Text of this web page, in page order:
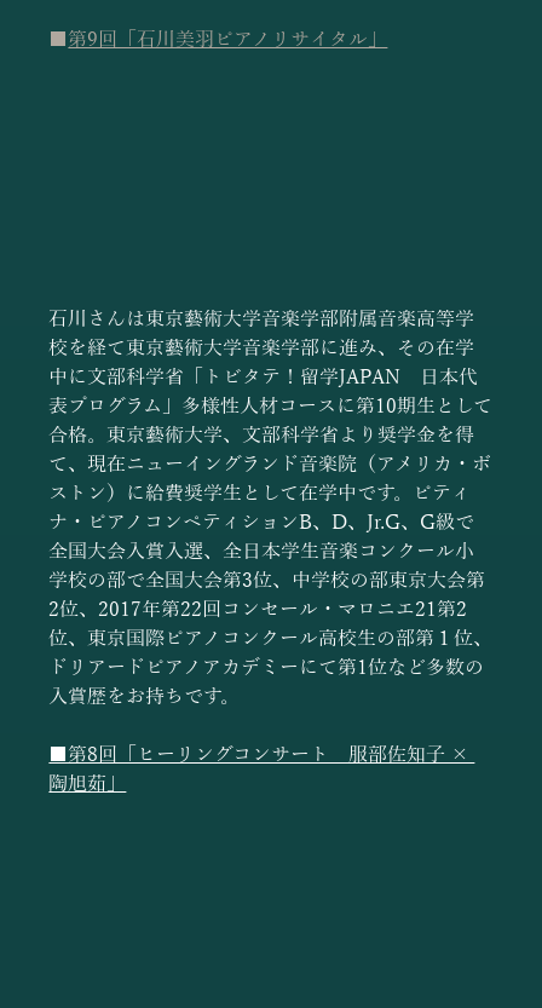
第9回「石川美羽ピアノリサイタル」
石川さんは東京藝術大学音楽学部附属音楽高等学
校を経て東京藝術大学音楽学部に進み、その在学
中に文部科学省「トビタテ！留学JAPAN　日本代
表プログラム」多様性人材コースに第10期生として
合格。東京藝術大学、文部科学省より奨学金を得
て、現在ニューイングランド音楽院（アメリカ・ボ
ストン）に給費奨学生として在学中です。ピティ
ナ・ピアノコンペティションB、D、Jr.G、G級で
全国大会入賞入選、全日本学生音楽コンクール小
学校の部で全国大会第3位、中学校の部東京大会第
2位、2017年第22回コンセール・マロニエ21第2
位、東京国際ピアノコンクール高校生の部第１位、
ドリアードピアノアカデミーにて第1位など多数の
入賞歴をお持ちです。
■第8回「ヒーリングコンサート　服部佐知子 ×
陶旭茹」